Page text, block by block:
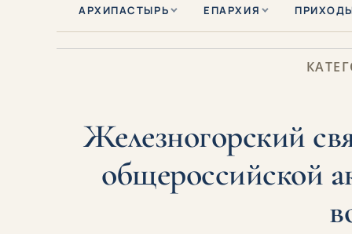
АРХИПАСТЫРЬ ЕПАРХИЯ
Железногорский
общероссийской